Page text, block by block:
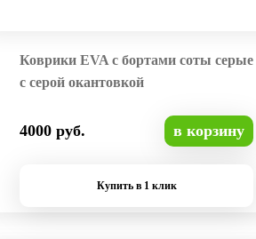
Коврики EVA с бортами соты серые
с серой окантовкой
4000 руб. в корзину
Купить в 1 клик